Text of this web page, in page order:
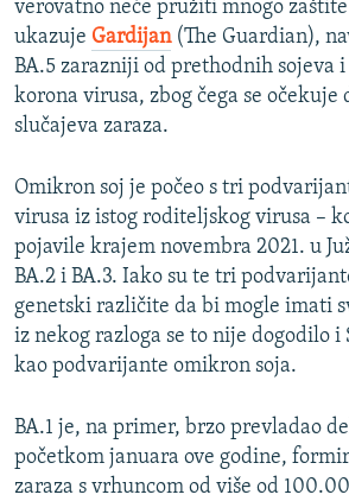
verovatno neće pružiti mnogo
ukazuje Gardijan(The Guardian),
BA.5 zarazniji od prethodnih sojeva
korona virusa, zbog čega se
slučajeva zaraza.
Omikron soj je počeo s tri
virusa iz istog roditeljskog virusa –
pojavile krajem novembra 2021. u
BA.2 i BA.3. Iako su te tri
genetski različite da bi mogle imati
iz nekog razloga se to nije dogodilo i
kao podvarijante omikron soja.
BA.1 je, na primer, brzo prevladao
početkom januara ove godine,
zaraza s vrhuncom od više od